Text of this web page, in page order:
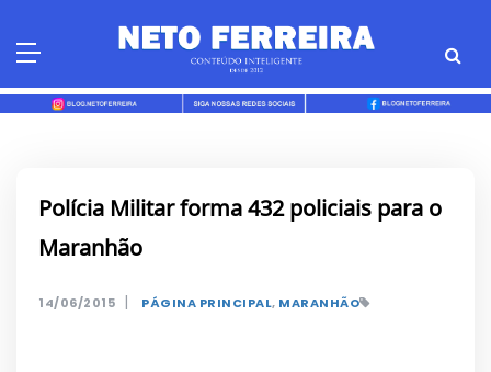
Polícia Militar forma 432 policiais para o
Maranhão
14/06/2015 | PÁGINA PRINCIPAL, MARANHÃO